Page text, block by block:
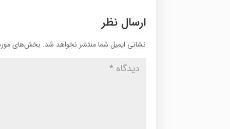
ارسال نظر
نشانی ایمیل شما منتشر نخواهد شد. بخش‌های